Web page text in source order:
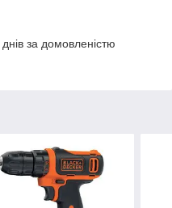
за домовленістю